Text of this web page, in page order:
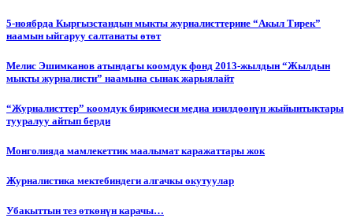
5-ноябрда Кыргызстандын мыкты журналисттерине “Акыл Тирек”
наамын ыйгаруу салтанаты өтөт
Мелис Эшимканов атындагы коомдук фонд 2013-жылдын “Жылдын
мыкты журналисти” наамына сынак жарыялайт
“Журналисттер” коомдук бирикмеси медиа изилдөөнүн жыйынтыктары
тууралуу айтып берди
Монголияда мамлекеттик маалымат каражаттары жок
Журналистика мектебиндеги алгачкы окутуулар
Убакыттын тез өткөнүн карачы…